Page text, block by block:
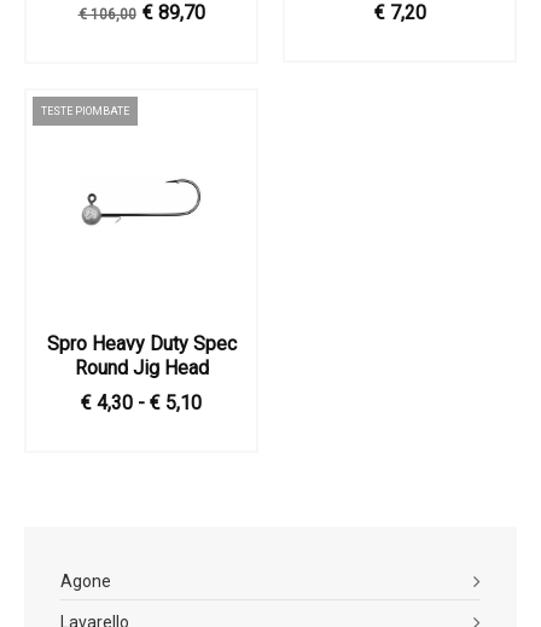
€ 106,00 € 89,70
€ 7,20
TESTE PIOMBATE
Spro Heavy Duty Spec
Round Jig Head
€ 4,30 - € 5,10
Agone
Lavarello